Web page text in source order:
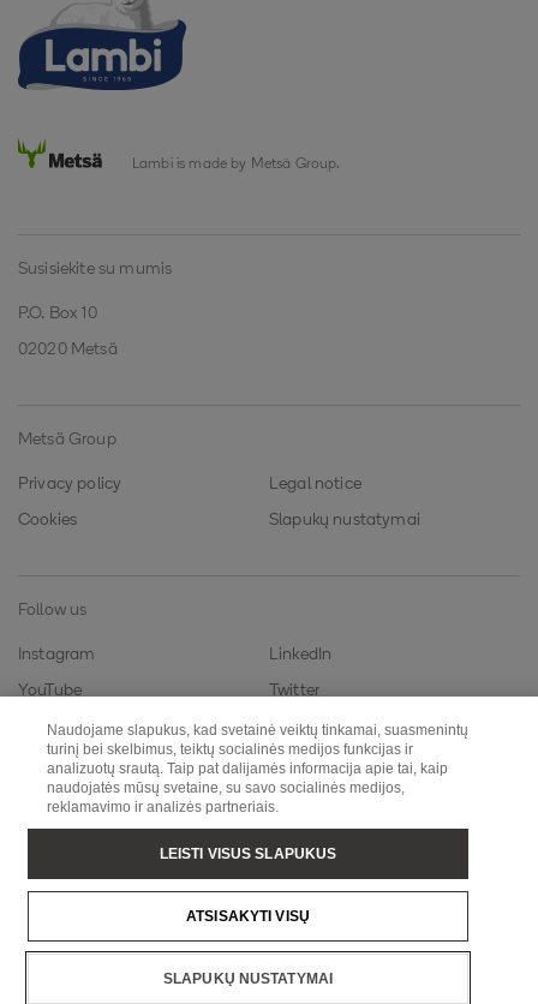
Lambi is made by Metsä Group.
Susisiekite su mumis
P.O. Box 10
02020 Metsä
Metsä Group
Privacy policy
Legal notice
Cookies
Slapukų nustatymai
Follow us
Instagram
LinkedIn
YouTube
Twitter
Metsä Fibre
Metsä Wood
Metsä Tissue
Metsä Board
Copyright © Metsä Group
Naudojame slapukus, kad svetainė veiktų tinkamai, suasmenintų
turinį bei skelbimus, teiktų socialinės medijos funkcijas ir
analizuotų srautą. Taip pat dalijamės informacija apie tai, kaip
naudojatės mūsų svetaine, su savo socialinės medijos,
reklamavimo ir analizės partneriais.
SLAPUKŲ NUSTATYMAI
ATSISAKYTI VISŲ
LEISTI VISUS SLAPUKUS